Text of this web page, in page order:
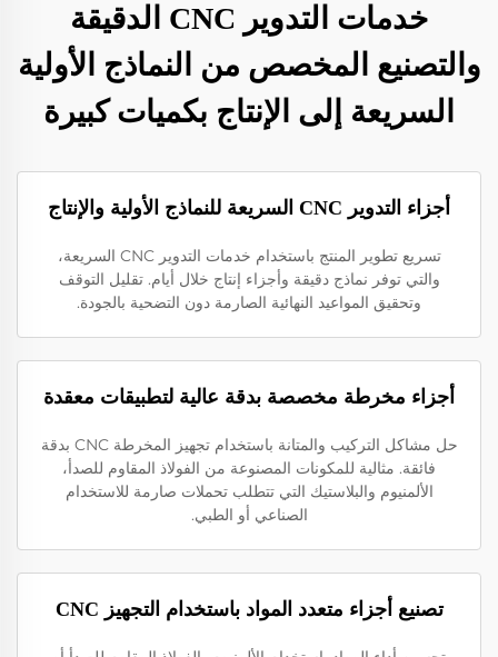
خدمات التدوير CNC الدقيقة
والتصنيع المخصص من النماذج الأولية
السريعة إلى الإنتاج بكميات كبيرة
أجزاء التدوير CNC السريعة للنماذج الأولية والإنتاج
تسريع تطوير المنتج باستخدام خدمات التدوير CNC السريعة،
والتي توفر نماذج دقيقة وأجزاء إنتاج خلال أيام. تقليل التوقف
وتحقيق المواعيد النهائية الصارمة دون التضحية بالجودة.
أجزاء مخرطة مخصصة بدقة عالية لتطبيقات معقدة
حل مشاكل التركيب والمتانة باستخدام تجهيز المخرطة CNC بدقة
فائقة. مثالية للمكونات المصنوعة من الفولاذ المقاوم للصدأ،
الألمنيوم والبلاستيك التي تتطلب تحملات صارمة للاستخدام
الصناعي أو الطبي.
تصنيع أجزاء متعدد المواد باستخدام التجهيز CNC